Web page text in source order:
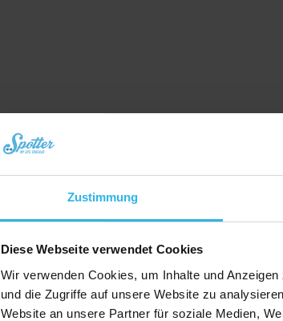
Zustimmung
Diese Webseite verwendet Cookies
Wir verwenden Cookies, um Inhalte und
und die Zugriffe auf unsere Website zu
Website an unsere Partner für soziale Medien,